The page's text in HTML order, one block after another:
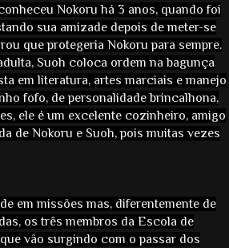
Nokoru há 3 anos, quando foi
sua amizade depois de meter-se
que protegeria Nokoru para sempre.
Suoh coloca ordem na bagunça
em literatura, artes marciais e manejo
fofo, de personalidade brincalhona,
ele é um excelente cozinheiro, amigo
de Nokoru e Suoh, pois muitas vezes
em missões mas, diferentemente de
os três membros da Escola de
vão surgindo com o passar dos